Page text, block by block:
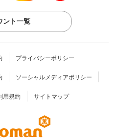
ント一覧
プライバシーポリシー
ソーシャルメディアポリシー
用規約 サイトマップ